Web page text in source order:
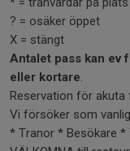
? = osäker öppet
X = stängt
Antalet pass kan ev
eller kortare.
Reservation för akuta
Vi försöker som
* Tranor * Besökare *